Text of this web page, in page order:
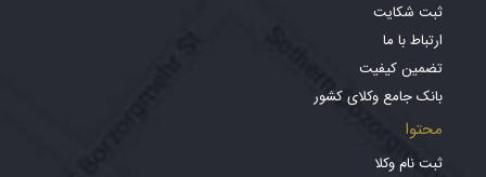
ثبت شکایت
ارتباط با ما
تضمین کیفیت
بانک جامع وکلای کشور
محتوا
ثبت نام وکلا